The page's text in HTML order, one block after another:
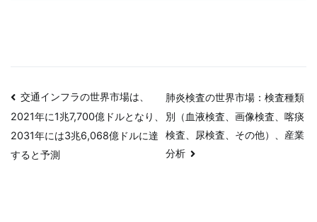
投
稿
ナ
交通インフラの世界市場は、
2021年に1兆7,700億ドルとなり、
2031年には3兆6,068億ドルに達
すると予測
肺炎検査の世界市場：検査種類
別（血液検査、画像検査、喀痰
検査、尿検査、その他）、産業
分析